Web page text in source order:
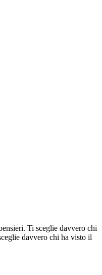
Ti sceglie davvero chi
davvero chi ha visto il